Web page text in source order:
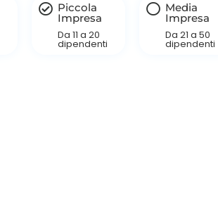
Piccola
Impresa
Da 11 a 20
dipendenti
Media
Impresa
Da 21 a 50
dipendenti